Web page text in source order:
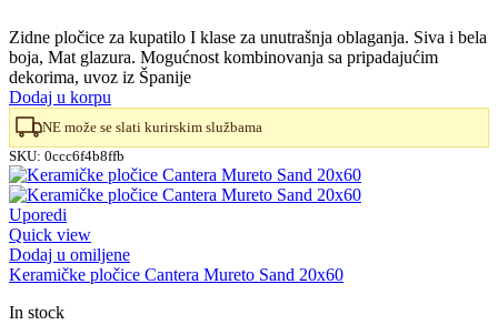
Zidne pločice za kupatilo I klase za unutrašnja oblaganja. Siva i bela
boja, Mat glazura. Mogućnost kombinovanja sa pripadajućim
dekorima, uvoz iz Španije
Dodaj u korpu
NE može se slati kurirskim službama
SKU: 0ccc6f4b8ffb
Uporedi
Quick view
Dodaj u omiljene
Keramičke pločice Cantera Mureto Sand 20x60
In stock